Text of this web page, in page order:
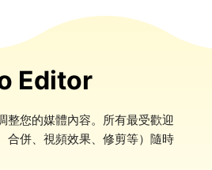
Editor
整您的媒體內容。所有最受歡迎
合併、視頻效果、修剪等）隨時